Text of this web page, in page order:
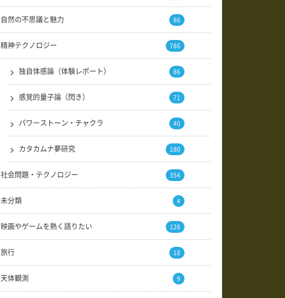
自然の不思議と魅力 86
精神テクノロジー 786
独自体感論（体験レポート） 86
感覚的量子論（閃き） 71
パワーストーン・チャクラ 40
カタカムナ夢研究 180
社会問題・テクノロジー 354
未分類 4
映画やゲームを熱く語りたい 128
旅行 18
天体観測 9